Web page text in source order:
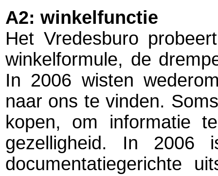
A2: winkelfunctie
Het Vredesburo
winkelformule, de
In 2006 wisten
naar ons te vinden.
kopen, om informatie
gezelligheid. In 2006
documentatiegerichte